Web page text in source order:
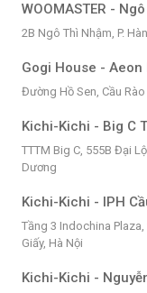
WOOMASTER -
2B Ngô Thì Nhậm, P.
Gogi House - Aeon
Đường Hồ Sen, Cầu Rào
Kichi-Kichi - Big C
TTTM Big C, 555B Đại
Dương
Kichi-Kichi - IPH
Tầng 3 Indochina Plaza,
Giấy, Hà Nội
Kichi-Kichi -